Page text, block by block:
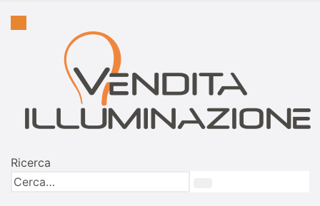
Ricerca